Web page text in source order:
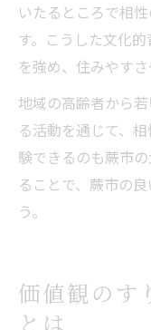
いたるところで相
す。こうした文化
を強め、住みやす
地域の高齢者から
る活動を通じて、
験できるのも蕨市
ることで、蕨市の
う。
価値観のす
とは